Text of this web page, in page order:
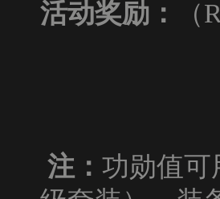
活动奖励：
注： 功勋值可